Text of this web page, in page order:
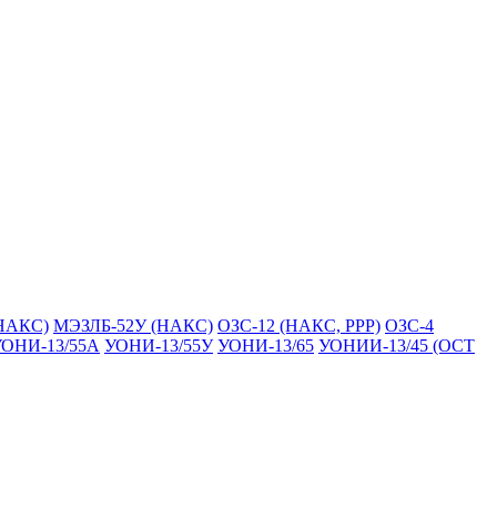
МЭЗЛБ-52У (НАКС) ОЗС-12 (НАКС, РРР) ОЗС-4
13/55А УОНИ-13/55У УОНИ-13/65 УОНИИ-13/45 (ОСТ